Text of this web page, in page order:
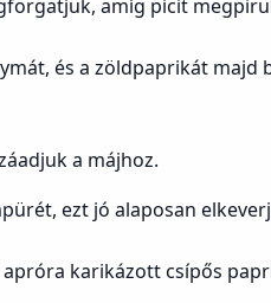
amíg picit
és a zöldpaprikát majd
a májhoz.
ezt jó alaposan
karikázott csípős